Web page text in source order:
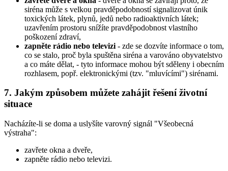
siréna může s velkou pravděpodobností signalizovat únik
toxických látek, plynů, jedů nebo radioaktivních látek;
uzavřením prostoru snížíte pravděpodobnost vlastního
poškození zdraví,
zapněte rádio nebo televizi - zde se dozvíte informace o tom,
co se stalo, proč byla spuštěna siréna a varováno obyvatelstvo
a co máte dělat, - tyto informace mohou být sděleny i obecním
rozhlasem, popř. elektronickými (tzv. "mluvícími") sirénami.
7. Jakým způsobem můžete zahájit řešení životní
situace
Nacházíte-li se doma a uslyšíte varovný signál "Všeobecná
výstraha":
zavřete okna a dveře,
zapněte rádio nebo televizi.